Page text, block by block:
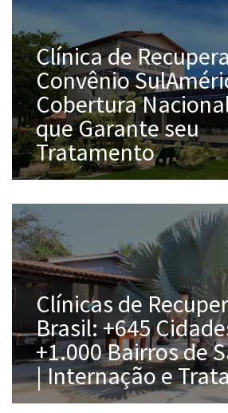
Clínica de
Convênio
Cobertura
que Garante seu
Tratamento
Clínicas de
Brasil: +645
+1.000 Bairros de
| Internação e